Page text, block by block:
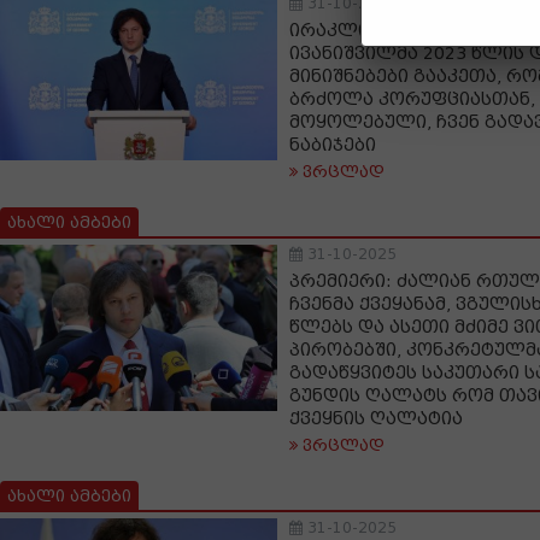
31-10-2025
ირაკლი კობახიძე:
ივანიშვილმა 2023 წლის
მინიშნებები გააკეთა,
ბრძოლა კორუფციასთან,
მოყოლებული, ჩვენ
ნაბიჯები
ვრცლად
ახალი ამბები
31-10-2025
პრემიერი: ძალიან
ჩვენმა ქვეყანამ,
წლებს და ასეთი მძიმე
პირობებში,
გადაწყვიტეს საკუთარი
გუნდის ღალატს რომ
ქვეყნის ღალატია
ვრცლად
ახალი ამბები
31-10-2025